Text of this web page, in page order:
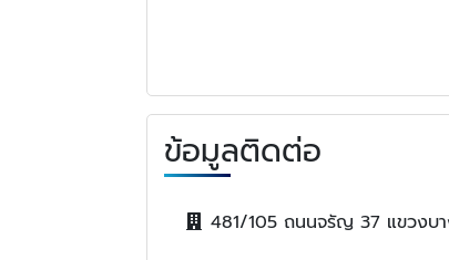
ข้อมูลติดต่อ
481/105 ถนนจรัญ 37 แขวงบ